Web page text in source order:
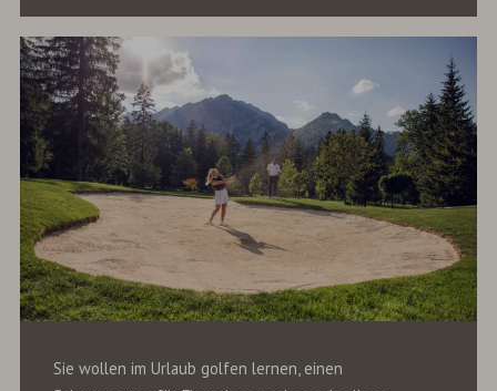
Sie wollen im Urlaub golfen lernen, einen